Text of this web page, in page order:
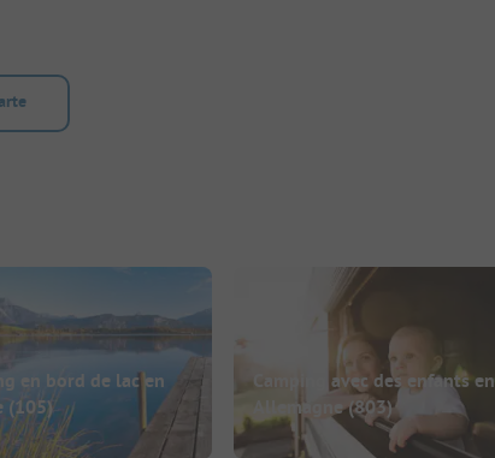
en bord de lac en
(105)
Camping avec des enfants en
Allemagne(803)